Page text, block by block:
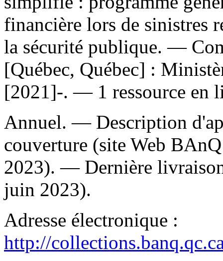
financière lors de sinistres
la sécurité publique. —
[Québec, Québec] :
[2021]-. — 1 ressource en
Annuel. — Description
couverture (site Web
2023). — Dernière
juin 2023).
Adresse électronique :
http://